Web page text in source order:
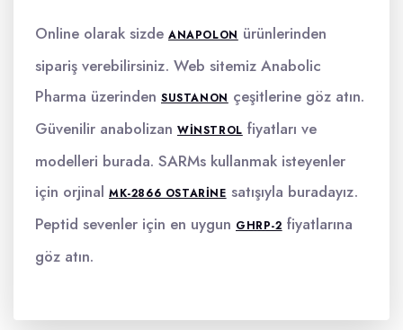
Online olarak sizde ANAPOLON ürünlerinden
sipariş verebilirsiniz. Web sitemiz Anabolic
Pharma üzerinden SUSTANON çeşitlerine göz atın.
Güvenilir anabolizan WINSTROL fiyatları ve
modelleri burada. SARMs kullanmak isteyenler
için orjinal MK-2866 OSTARINE satışıyla buradayız.
Peptid sevenler için en uygun GHRP-2 fiyatlarına
göz atın.